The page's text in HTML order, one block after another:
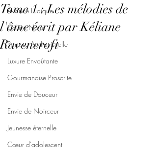
Avarice Ludique
Colère Noire
Paresse Audiovisuelle
Luxure Envoûtante
Gourmandise Proscrite
Envie de Douceur
Envie de Noirceur
Jeunesse éternelle
Cœur d'adolescent
Tome 1 : Les mélodies de
l'âme écrit par Kéliane
Ravencroft